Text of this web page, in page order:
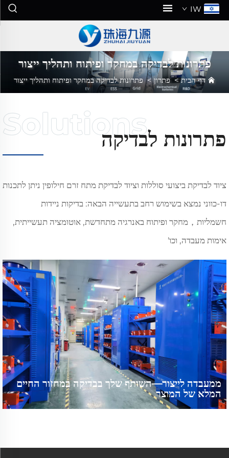
IW
פתרונות לבדיקה במחקר ופיתוח ותהליך ייצור
דף הבית>פתרון>פתרונות לבדיקה במחקר ופיתוח ותהליך ייצור
פתרונות לבדיקה
ציוד לבדיקת ביצועי סוללות וציוד לבדיקת מתח זרם חילופין ניתן לתכנות
דו-כווני נמצא בשימוש רחב בתעשייה הבאה: בדיקות ניידות
חשמליות，מחקר ופיתוח באנרגיה מתחדשת, אוטומציה תעשייתית,
אימות מעבדה, וכו'
ממעבדה לייצור—השותף שלך בבדיקה במחזור החיים
המלא של המוצר